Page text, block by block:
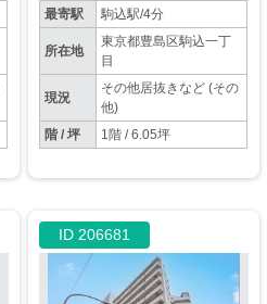
最寄駅 駒込駅/4分
所在地
東京都豊島区駒込一丁
目
現況
その他居抜きなど (その
他)
階 / 坪
1階 / 6.05坪
ID 206681